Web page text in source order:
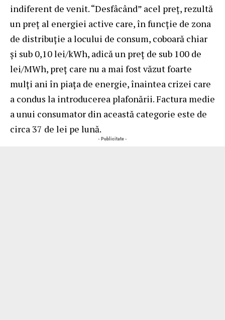
indiferent de venit. “Desfâcând” acel preț, rezultă
un preț al energiei active care, în funcție de zona
de distribuție a locului de consum, coboară chiar
și sub 0,10 lei/kWh, adică un preț de sub 100 de
lei/MWh, preț care nu a mai fost văzut foarte
mulți ani în piața de energie, înaintea crizei care
a condus la introducerea plafonării. Factura medie
a unui consumator din această categorie este de
circa 37 de lei pe lună.
- Publicitate -